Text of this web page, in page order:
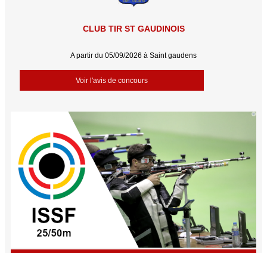
CLUB TIR ST GAUDINOIS
A partir du 05/09/2026 à Saint gaudens
Voir l'avis de concours